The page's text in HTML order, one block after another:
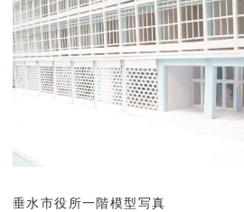
教育情報の公表
サイトマップ
垂水市役所一階模型写真